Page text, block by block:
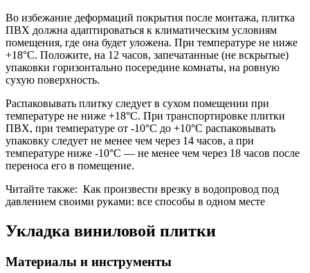
Во избежание деформаций покрытия после монтажа, плитка
ПВХ должна адаптироваться к климатическим условиям
помещения, где она будет уложена. При температуре не ниже
+18°С. Положите, на 12 часов, запечатанные (не вскрытые)
упаковки горизонтально посередине комнаты, на ровную
сухую поверхность.
Распаковывать плитку следует в сухом помещении при
температуре не ниже +18°С. При транспортировке плитки
ПВХ, при температуре от -10°С до +10°С распаковывать
упаковку следует не менее чем через 14 часов, а при
температуре ниже -10°С — не менее чем через 18 часов после
переноса его в помещение.
Читайте также: Как произвести врезку в водопровод под
давлением своими руками: все способы в одном месте
Укладка виниловой плитки
Материалы и инструменты